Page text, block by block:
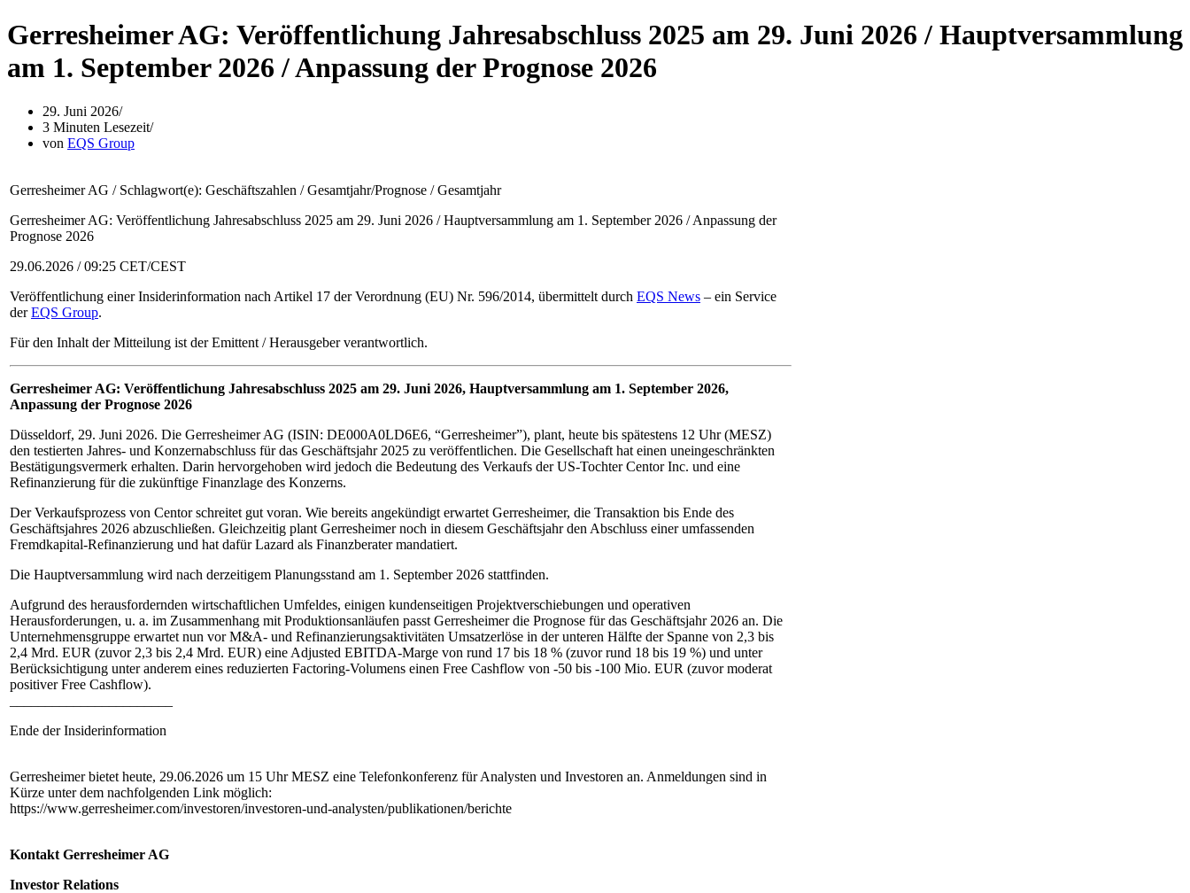
Gerresheimer AG: Veröffentlichung Jahresabschluss 2025 am 29. Juni 2026 / Hauptversammlung
am 1. September 2026 / Anpassung der Prognose 2026
29. Juni 2026
3 Minuten Lesezeit
von EQS Group
Gerresheimer AG / Schlagwort(e): Geschäftszahlen / Gesamtjahr/Prognose / Gesamtjahr
Gerresheimer AG: Veröffentlichung Jahresabschluss 2025 am 29. Juni 2026 / Hauptversammlung am 1. September 2026 / Anpassung der
Prognose 2026
29.06.2026 / 09:25 CET/CEST
Veröffentlichung einer Insiderinformation nach Artikel 17 der Verordnung (EU) Nr. 596/2014, übermittelt durch EQS News – ein Service
derEQS Group.
Für den Inhalt der Mitteilung ist der Emittent / Herausgeber verantwortlich.
Gerresheimer AG: Veröffentlichung Jahresabschluss 2025 am 29. Juni 2026, Hauptversammlung am 1. September 2026,
Anpassung der Prognose 2026
Düsseldorf, 29. Juni 2026. Die Gerresheimer AG (ISIN: DE000A0LD6E6, “Gerresheimer”), plant, heute bis spätestens 12 Uhr (MESZ)
den testierten Jahres- und Konzernabschluss für das Geschäftsjahr 2025 zu veröffentlichen. Die Gesellschaft hat einen uneingeschränkten
Bestätigungsvermerk erhalten. Darin hervorgehoben wird jedoch die Bedeutung des Verkaufs der US-Tochter Centor Inc. und eine
Refinanzierung für die zukünftige Finanzlage des Konzerns.
Der Verkaufsprozess von Centor schreitet gut voran. Wie bereits angekündigt erwartet Gerresheimer, die Transaktion bis Ende des
Geschäftsjahres 2026 abzuschließen. Gleichzeitig plant Gerresheimer noch in diesem Geschäftsjahr den Abschluss einer umfassenden
Fremdkapital-Refinanzierung und hat dafür Lazard als Finanzberater mandatiert.
Die Hauptversammlung wird nach derzeitigem Planungsstand am 1. September 2026 stattfinden.
Aufgrund des herausfordernden wirtschaftlichen Umfeldes, einigen kundenseitigen Projektverschiebungen und operativen
Herausforderungen, u. a. im Zusammenhang mit Produktionsanläufen passt Gerresheimer die Prognose für das Geschäftsjahr 2026 an. Die
Unternehmensgruppe erwartet nun vor M&A- und Refinanzierungsaktivitäten Umsatzerlöse in der unteren Hälfte der Spanne von 2,3 bis
2,4 Mrd. EUR (zuvor 2,3 bis 2,4 Mrd. EUR) eine Adjusted EBITDA-Marge von rund 17 bis 18 % (zuvor rund 18 bis 19 %) und unter
Berücksichtigung unter anderem eines reduzierten Factoring-Volumens einen Free Cashflow von -50 bis -100 Mio. EUR (zuvor moderat
positiver Free Cashflow).
Ende der Insiderinformation
Gerresheimer bietet heute, 29.06.2026 um 15 Uhr MESZ eine Telefonkonferenz für Analysten und Investoren an. Anmeldungen sind in
Kürze unter dem nachfolgenden Link möglich:
https://www.gerresheimer.com/investoren/investoren-und-analysten/publikationen/berichte
Kontakt Gerresheimer AG
Investor Relations